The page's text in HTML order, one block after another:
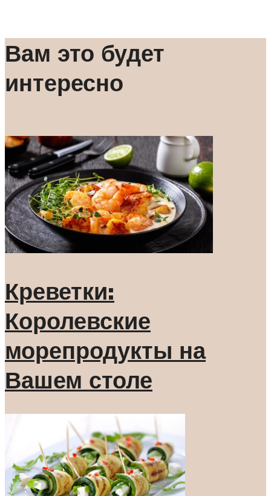
Вам это будет
интересно
Креветки:
Королевские
морепродукты на
Вашем столе